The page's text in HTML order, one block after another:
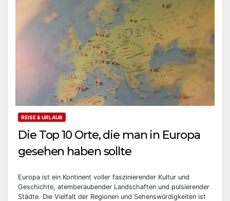
REISE & URLAUB
Die Top 10 Orte, die man in Europa
gesehen haben sollte
Europa ist ein Kontinent voller faszinierender Kultur und
Geschichte, atemberaubender Landschaften und pulsierender
Städte. Die Vielfalt der Regionen und Sehenswürdigkeiten ist